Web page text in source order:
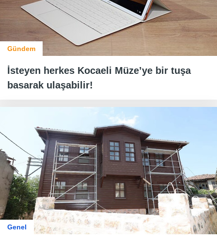
Gündem
İsteyen herkes Kocaeli Müze’ye bir tuşa
basarak ulaşabilir!
Genel